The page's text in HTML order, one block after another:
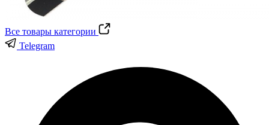
Все товары категории
Telegram